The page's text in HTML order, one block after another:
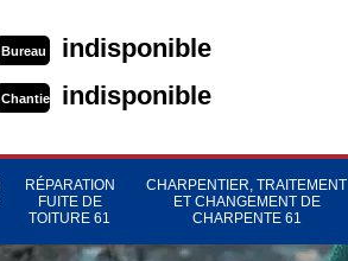
Bureau indisponible
Chantier indisponible
RÉPARATION
FUITE DE
TOITURE 61
CHARPENTIER, TRAITEMENT
ET CHANGEMENT DE
CHARPENTE 61